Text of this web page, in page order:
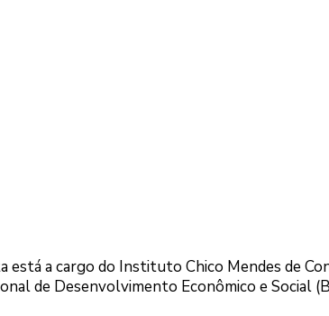
está a cargo do Instituto Chico Mendes de
de Desenvolvimento Econômico e Social